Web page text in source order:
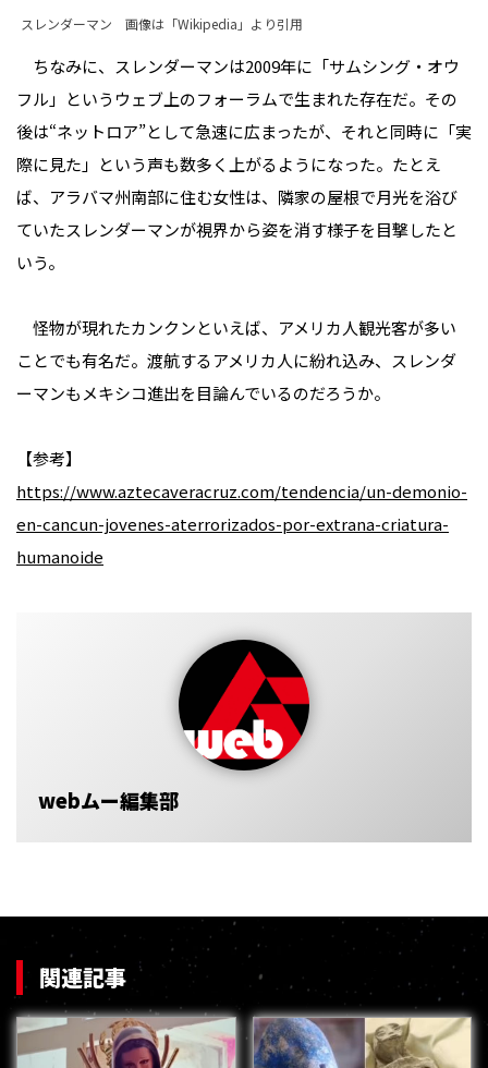
スレンダーマン 画像は「Wikipedia 」より引用
ちなみに、スレンダーマンは2009年に「サムシング・オウ
フル」というウェブ上のフォーラムで生まれた存在だ。その
後は“ネットロア”として急速に広まったが、それと同時に「実
際に見た」という声も数多く上がるようになった。たとえ
ば、アラバマ州南部に住む女性は、隣家の屋根で月光を浴び
ていたスレンダーマンが視界から姿を消す様子を目撃したと
いう。
怪物が現れたカンクンといえば、アメリカ人観光客が多い
ことでも有名だ。渡航するアメリカ人に紛れ込み、スレンダ
ーマンもメキシコ進出を目論んでいるのだろうか。
【参考】
https://www.aztecaveracruz.com/tendencia/un-demonio-
en-cancun-jovenes-aterrorizados-por-extrana-criatura-
humanoide
webムー編集部
関連記事